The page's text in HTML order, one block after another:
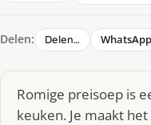
Delen: Delen… WhatsApp
Romige preisoep is
keuken. Je maakt